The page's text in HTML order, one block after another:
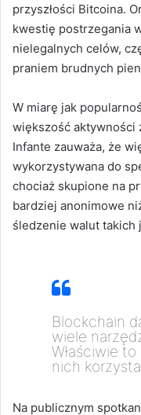
przyszłości Bitcoina.
kwestię postrzegania
nielegalnych celów,
praniem brudnych
W miarę jak
większość aktywności
Infante zauważa, że
wykorzystywana do
chociaż skupione na
bardziej anonimowe
śledzenie walut takich
Blockchain
wiele
Właściwie
nich
Na publicznym